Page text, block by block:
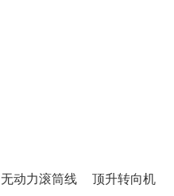
无动力滚筒线 顶升转向机